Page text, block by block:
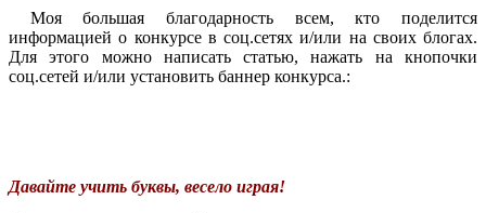
Моя большая благодарность всем, кто поделится
информацией о конкурсе в соц.сетях и/или на своих блогах.
Для этого можно написать статью, нажать на кнопочки
соц.сетей и/или установить баннер конкурса.:
Давайте учить буквы, весело играя!